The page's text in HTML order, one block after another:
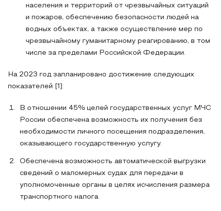
населения и территорий от чрезвычайных ситуаций
и пожаров, обеспечению безопасности людей на
водных объектах, а также осуществление мер по
чрезвычайному гуманитарному реагированию, в том
числе за пределами Российской Федерации.
На 2023 год запланировано достижение следующих
показателей [1]:
В отношении 45% целей государственных услуг МЧС
России обеспечена возможность их получения без
необходимости личного посещения подразделения,
оказывающего государственную услугу.
Обеспечена возможность автоматической выгрузки
сведений о маломерных судах для передачи в
уполномоченные органы в целях исчисления размера
транспортного налога.